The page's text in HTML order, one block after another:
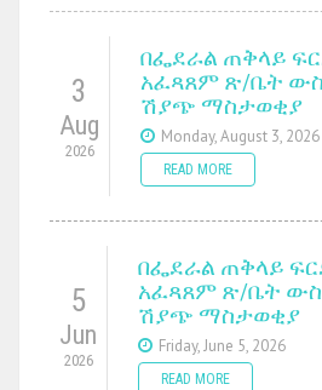
3
Aug
2026
በፌደራል ጠቅላይ
አፈጻጸም ጽ/ቤት
ሽያጭ ማስታወቂያ
Monday, August 3, 2026
READ MORE
5
Jun
2026
በፌደራል ጠቅላይ
አፈጻጸም ጽ/ቤት
ሽያጭ ማስታወቂያ
Friday, June 5, 2026
READ MORE